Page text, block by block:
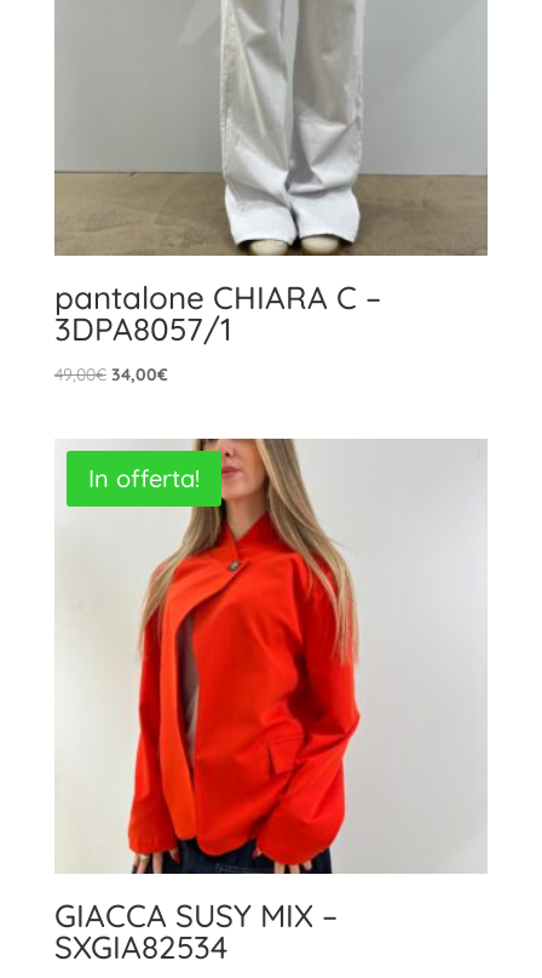
pantalone CHIARA C –
3DPA8057/1
49,00€ Il
era:
49,00€.
34,00€Il
è:
34,00€.
In offerta!
GIACCA SUSY MIX –
SXGIA82534